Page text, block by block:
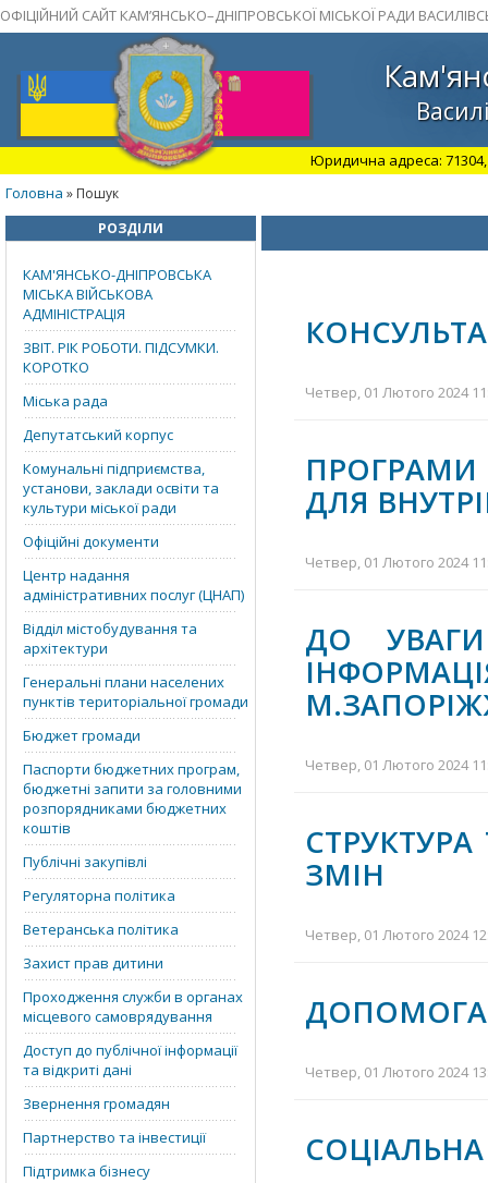
ОФІЦІЙНИЙ САЙТ КАМ’ЯНСЬКО–ДНІПРОВСЬКОЇ МІСЬКОЇ РАДИ
Юридична адреса: 71304,
Головна » Пошук
РОЗДІЛИ
КАМ'ЯНСЬКО-ДНІПРОВСЬКА
МІСЬКА ВІЙСЬКОВА
АДМІНІСТРАЦІЯ
ЗВІТ. РІК РОБОТИ. ПІДСУМКИ.
КОРОТКО
Міська рада
Депутатський корпус
Комунальні підприємства,
установи, заклади освіти та
культури міської ради
Офіційні документи
Центр надання
адміністративних послуг (ЦНАП)
Відділ містобудування та
архітектури
Генеральні плани населених
пунктів територіальної громади
Бюджет громади
Паспорти бюджетних програм,
бюджетні запити за головними
розпорядниками бюджетних
коштів
Публічні закупівлі
Регуляторна політика
Ветеранська політика
Захист прав дитини
Проходження служби в органах
місцевого самоврядування
Доступ до публічної інформації
та відкриті дані
Звернення громадян
Партнерство та інвестиції
Підтримка бізнесу
Четвер, 01 Лютого 2024
ДЛЯ
Четвер, 01 Лютого 2024
ДО
Четвер, 01 Лютого 2024
ЗМІН
Четвер, 01 Лютого 2024
Четвер, 01 Лютого 2024